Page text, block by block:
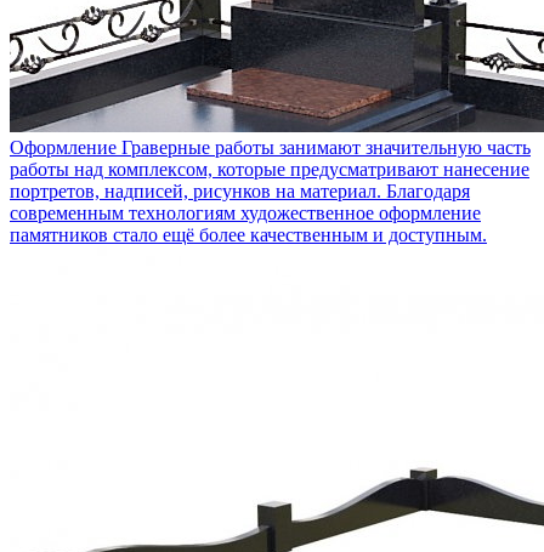
Оформление Граверные работы занимают значительную часть
работы над комплексом, которые предусматривают нанесение
портретов, надписей, рисунков на материал. Благодаря
современным технологиям художественное оформление
памятников стало ещё более качественным и доступным.